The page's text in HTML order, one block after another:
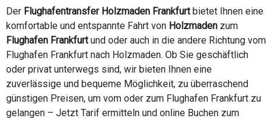
Der Flughafentransfer Holzmaden Frankfurtbietet Ihnen eine
komfortable und entspannte Fahrt von Holzmaden zum
Flughafen Frankfurtund oder auch in die andere Richtung vom
Flughafen Frankfurt nach Holzmaden. Ob Sie geschäftlich
oder privat unterwegs sind, wir bieten Ihnen eine
zuverlässige und bequeme Möglichkeit, zu überraschend
günstigen Preisen, um vom oder zum Flughafen Frankfurt zu
gelangen – Jetzt Tarif ermitteln und online Buchen zum